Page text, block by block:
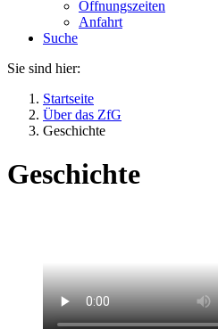
Öffnungszeiten
Anfahrt
Suche
Sie sind hier:
Startseite
Über das ZfG
Geschichte
Geschichte